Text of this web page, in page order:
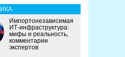
Импортонезависимая
ИТ-инфраструктура:
мифы и реальность,
комментарии
экспертов